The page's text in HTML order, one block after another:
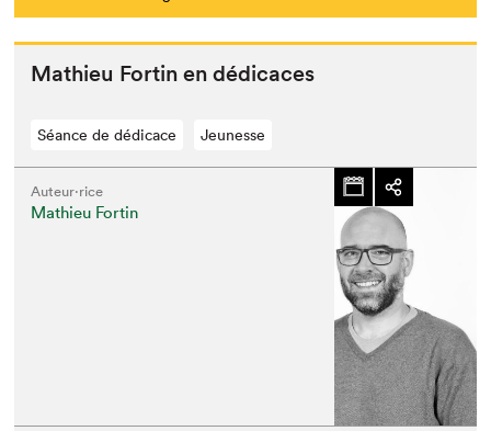
Math­ieu Fortin en dédicaces
Séance de dédicace Jeunesse
Auteur·rice
Mathieu Fortin